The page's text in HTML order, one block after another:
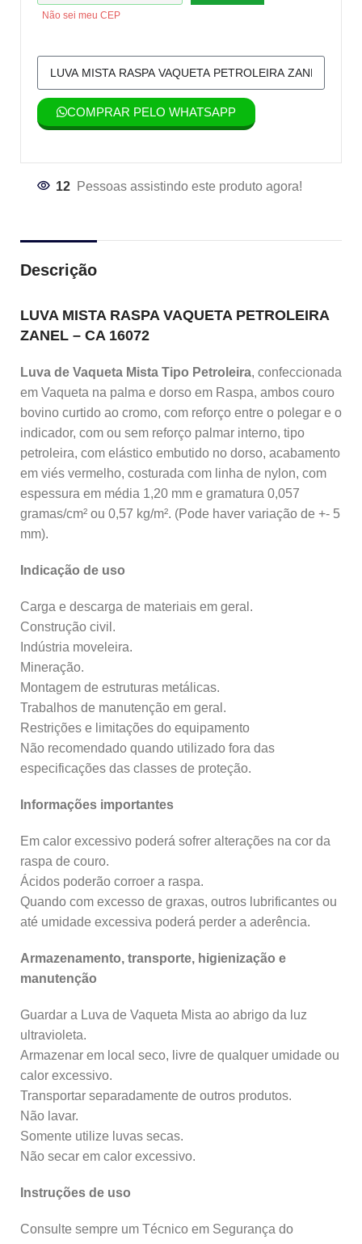
Não sei meu CEP
COMPRAR PELO WHATSAPP
12 Pessoas assistindo este produto agora!
Descrição
LUVA MISTA RASPA VAQUETA PETROLEIRA
ZANEL – CA 16072
Luva de Vaqueta Mista Tipo Petroleira, confeccionada
em Vaqueta na palma e dorso em Raspa, ambos couro
bovino curtido ao cromo, com reforço entre o polegar e o
indicador, com ou sem reforço palmar interno, tipo
petroleira, com elástico embutido no dorso, acabamento
em viés vermelho, costurada com linha de nylon, com
espessura em média 1,20 mm e gramatura 0,057
gramas/cm² ou 0,57 kg/m². (Pode haver variação de +- 5
mm).
Indicação de uso
Carga e descarga de materiais em geral.
Construção civil.
Indústria moveleira.
Mineração.
Montagem de estruturas metálicas.
Trabalhos de manutenção em geral.
Restrições e limitações do equipamento
Não recomendado quando utilizado fora das
especificações das classes de proteção.
Informações importantes
Em calor excessivo poderá sofrer alterações na cor da
raspa de couro.
Ácidos poderão corroer a raspa.
Quando com excesso de graxas, outros lubrificantes ou
até umidade excessiva poderá perder a aderência.
Armazenamento, transporte, higienização e
manutenção
Guardar a Luva de Vaqueta Mista ao abrigo da luz
ultravioleta.
Armazenar em local seco, livre de qualquer umidade ou
calor excessivo.
Transportar separadamente de outros produtos.
Não lavar.
Somente utilize luvas secas.
Não secar em calor excessivo.
Instruções de uso
Consulte sempre um Técnico em Segurança do